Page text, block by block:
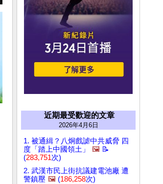
近期最受歡迎的文章
2026年4月6日
1. 被通緝？八炯戲謔中共威脅 四
度「踏上中國領土」
🖼️ 📝
(283,751次)
2. 武漢市民上街抗議建電池廠 遭
警鎮壓 🖼️ (186,258次)